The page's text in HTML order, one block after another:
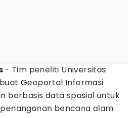
- Tim peneliti Universitas
Geoportal Informasi
berbasis data spasial untuk
bencana alam